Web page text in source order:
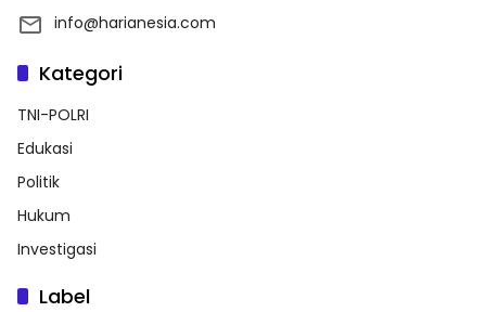
info@harianesia.com
Kategori
TNI-POLRI
Edukasi
Politik
Hukum
Investigasi
Label